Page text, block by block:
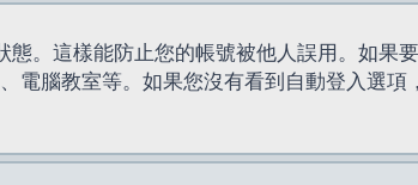
。這樣能防止您的帳號被他人誤用。如果
電腦教室等。如果您沒有看到自動登入選項